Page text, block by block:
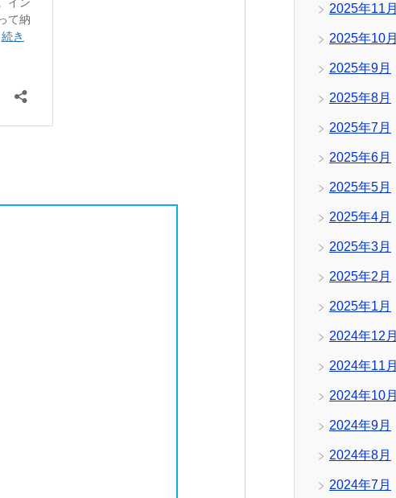
2025年11月
2025年10月
2025年9月
2025年8月
2025年7月
2025年6月
2025年5月
2025年4月
2025年3月
2025年2月
2025年1月
2024年12月
2024年11月
2024年10月
2024年9月
2024年8月
2024年7月